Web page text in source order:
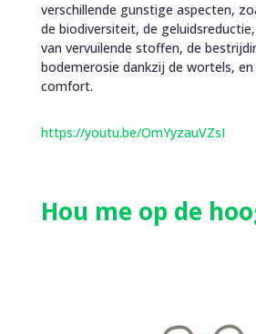
verschillende gunstige aspecten,
de biodiversiteit, de
van vervuilende stoffen, de
bodemerosie dankzij de wortels,
comfort.
https://youtu.be/OmYyzauVZsI
Hou me op de